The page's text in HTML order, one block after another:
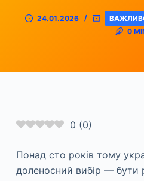
24.01.2026
0
0 (0)
Понад сто років тому
доленосний вибір — бути